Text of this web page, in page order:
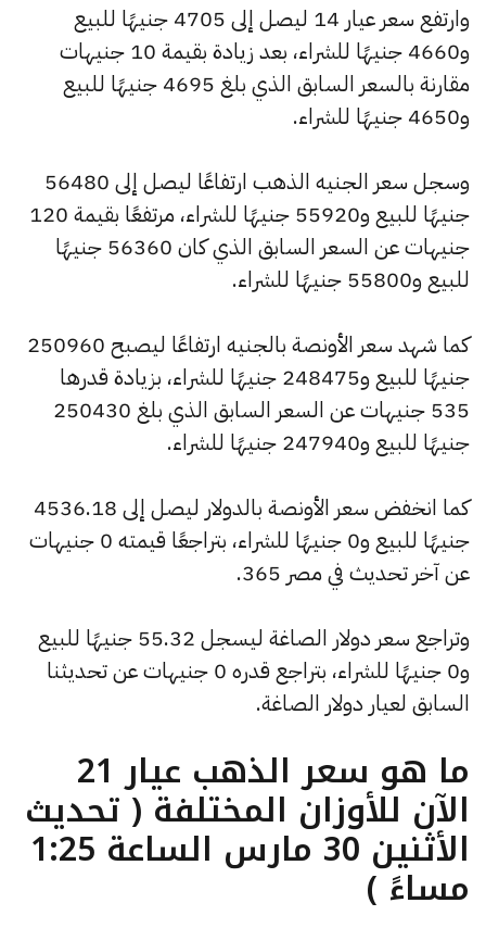
وارتفع سعر عيار 14 ليصل إلى 4705 جنيهًا للبيع
و4660 جنيهًا للشراء، بعد زيادة بقيمة 10 جنيهات
مقارنة بالسعر السابق الذي بلغ 4695 جنيهًا للبيع
و4650 جنيهًا للشراء.
وسجل سعر الجنيه الذهب ارتفاعًا ليصل إلى 56480
جنيهًا للبيع و55920 جنيهًا للشراء، مرتفعًا بقيمة 120
جنيهات عن السعر السابق الذي كان 56360 جنيهًا
للبيع و55800 جنيهًا للشراء.
كما شهد سعر الأونصة بالجنيه ارتفاعًا ليصبح 250960
جنيهًا للبيع و248475 جنيهًا للشراء، بزيادة قدرها
535 جنيهات عن السعر السابق الذي بلغ 250430
جنيهًا للبيع و247940 جنيهًا للشراء.
كما انخفض سعر الأونصة بالدولار ليصل إلى 4536.18
جنيهًا للبيع و0 جنيهًا للشراء، بتراجعًا قيمته 0 جنيهات
عن آخر تحديث في مصر 365.
وتراجع سعر دولار الصاغة ليسجل 55.32 جنيهًا للبيع
و0 جنيهًا للشراء، بتراجع قدره 0 جنيهات عن تحديثنا
السابق لعيار دولار الصاغة.
ما هو سعر الذهب عيار 21
الآن للأوزان المختلفة ( تحديث
الأثنين 30 مارس الساعة 1:25
مساءً )